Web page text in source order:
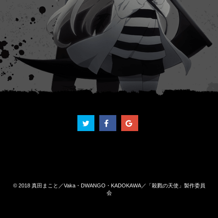
© 2018 真田まこと／Vaka・DWANGO・KADOKAWA／「殺戮の天使」製作委員
会